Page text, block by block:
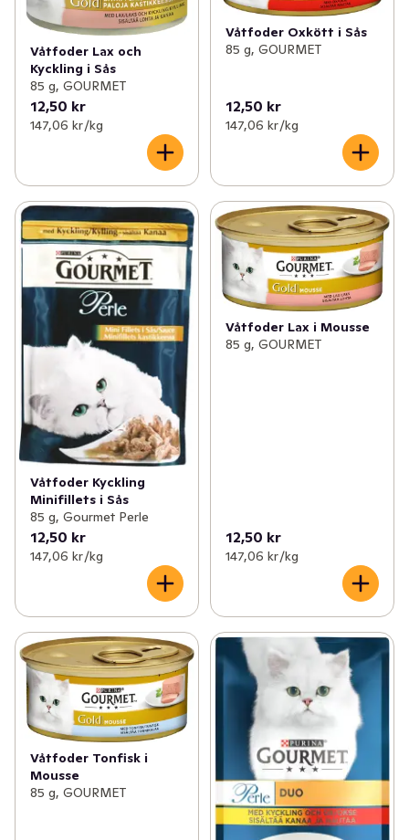
Våtfoder Lax och
Kyckling i Sås
85 g, GOURMET
12,50 kr
147,06 kr /kg
Våtfoder Oxkött i Sås
85 g, GOURMET
12,50 kr
147,06 kr /kg
Våtfoder Kyckling
Minifillets i Sås
85 g, Gourmet Perle
12,50 kr
147,06 kr /kg
Våtfoder Lax i Mousse
85 g, GOURMET
12,50 kr
147,06 kr /kg
Våtfoder Tonfisk i
Mousse
85 g, GOURMET